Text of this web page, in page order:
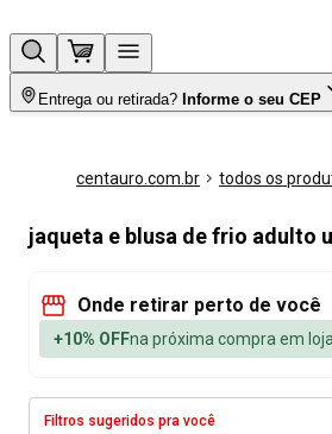
Entrega ou retirada? Informe o seu CEP
centauro.com.br todos os
jaqueta e blusa de frio adulto
Onde retirar perto de você
+10% OFFna próxima compra em loja
Filtros sugeridos pra você